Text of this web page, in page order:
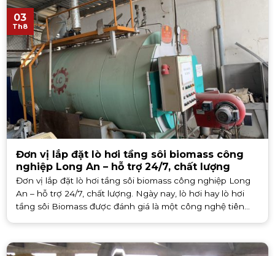
Đơn vị lắp đặt lò hơi tầng sôi biomass công
nghiệp Long An – hỗ trợ 24/7, chất lượng
Đơn vị lắp đặt lò hơi tầng sôi biomass công nghiệp Long
An – hỗ trợ 24/7, chất lượng. Ngày nay, lò hơi hay lò hơi
tầng sôi Biomass được đánh giá là một công nghệ tiên
03
Th8